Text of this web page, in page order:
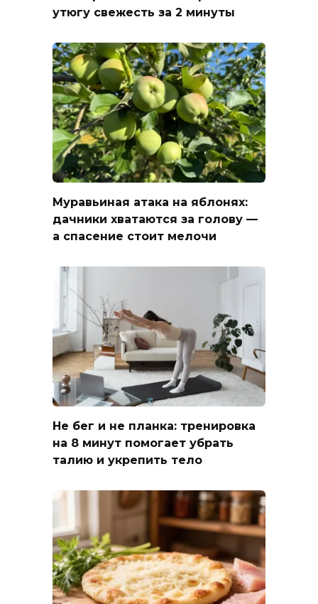
утюгу свежесть за 2 минуты
Муравьиная атака на яблонях:
дачники хватаются за голову —
а спасение стоит мелочи
Не бег и не планка: тренировка
на 8 минут помогает убрать
талию и укрепить тело